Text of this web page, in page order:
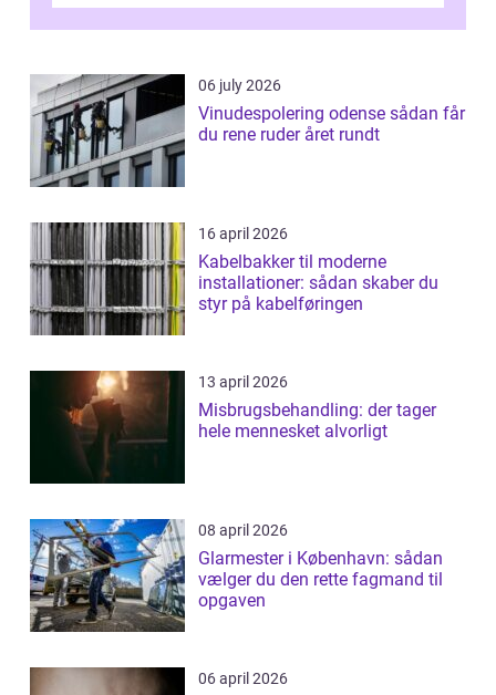
06 july 2026
Vinudespolering odense sådan får
du rene ruder året rundt
16 april 2026
Kabelbakker til moderne
installationer: sådan skaber du
styr på kabelføringen
13 april 2026
Misbrugsbehandling: der tager
hele mennesket alvorligt
08 april 2026
Glarmester i København: sådan
vælger du den rette fagmand til
opgaven
06 april 2026